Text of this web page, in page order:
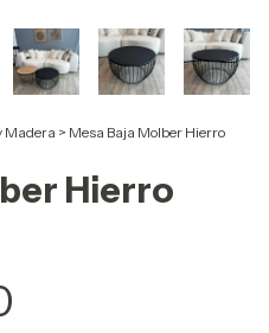
Madera > Mesa Baja Molber Hierro
Hierro